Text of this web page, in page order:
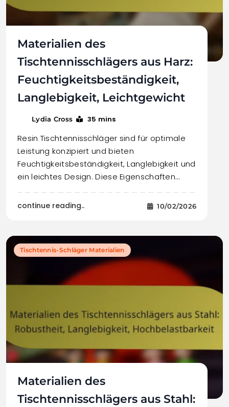
Materialien des
Tischtennisschlägers aus Harz:
Feuchtigkeitsbeständigkeit,
Langlebigkeit, Leichtgewicht
Lydia Cross 35 mins
Resin Tischtennisschläger sind für optimale
Leistung konzipiert und bieten
Feuchtigkeitsbeständigkeit, Langlebigkeit und
ein leichtes Design. Diese Eigenschaften…
continue reading.. 10/02/2026
Tischtennis-Schläger Materialien
Materialien des
Tischtennisschlägers aus Stahl: